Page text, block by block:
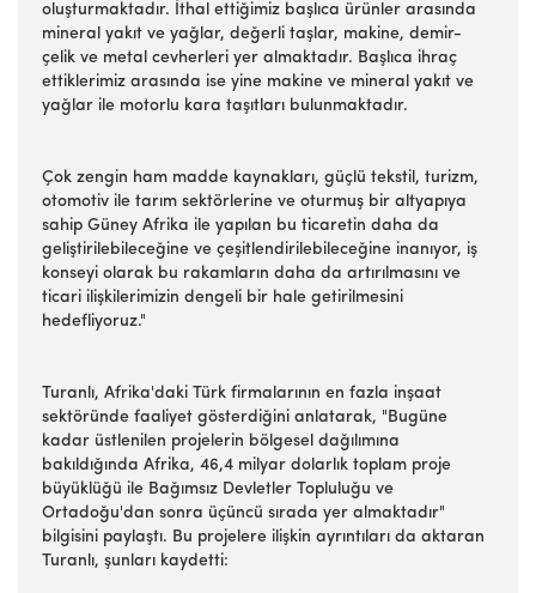
oluşturmaktadır. İthal ettiğimiz başlıca ürünler arasında
mineral yakıt ve yağlar, değerli taşlar, makine, demir-
çelik ve metal cevherleri yer almaktadır. Başlıca ihraç
ettiklerimiz arasında ise yine makine ve mineral yakıt ve
yağlar ile motorlu kara taşıtları bulunmaktadır.
Çok zengin ham madde kaynakları, güçlü tekstil, turizm,
otomotiv ile tarım sektörlerine ve oturmuş bir altyapıya
sahip Güney Afrika ile yapılan bu ticaretin daha da
geliştirilebileceğine ve çeşitlendirilebileceğine inanıyor, iş
konseyi olarak bu rakamların daha da artırılmasını ve
ticari ilişkilerimizin dengeli bir hale getirilmesini
hedefliyoruz."
Turanlı, Afrika'daki Türk firmalarının en fazla inşaat
sektöründe faaliyet gösterdiğini anlatarak, "Bugüne
kadar üstlenilen projelerin bölgesel dağılımına
bakıldığında Afrika, 46,4 milyar dolarlık toplam proje
büyüklüğü ile Bağımsız Devletler Topluluğu ve
Ortadoğu'dan sonra üçüncü sırada yer almaktadır"
bilgisini paylaştı. Bu projelere ilişkin ayrıntıları da aktaran
Turanlı, şunları kaydetti: